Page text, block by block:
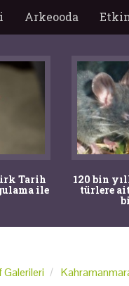
Arkeooda
Tarih
ile
120 bin
türlere